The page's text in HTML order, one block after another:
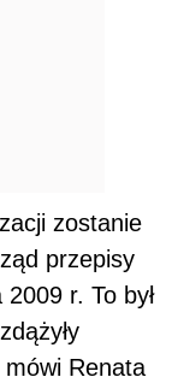
zostanie
przepisy
r. To był
Renata